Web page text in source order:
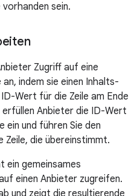
sein.
Zugriff auf eine
an, indem sie einen Inhalts-
Wert für die Zeile am Ende
Anbieter die ID-Wert
ein und führen Sie den
die übereinstimmt.
ein gemeinsames
einen Anbieter zugreifen.
und zeigt die resultierende